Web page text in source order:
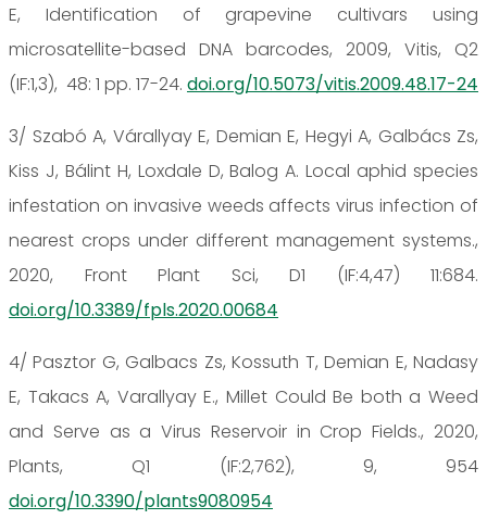
E, Identification of grapevine cultivars using
microsatellite-based DNA barcodes, 2009, Vitis, Q2
(IF:1,3), 48: 1 pp. 17-24. doi.org/10.5073/vitis.2009.48.17-24
3/ Szabó A, Várallyay E, Demian E, Hegyi A, Galbács Zs,
Kiss J, Bálint H, Loxdale D, Balog A. Local aphid species
infestation on invasive weeds affects virus infection of
nearest crops under different management systems.,
2020, Front Plant Sci, D1 (IF:4,47) 11:684.
doi.org/10.3389/fpls.2020.00684
4/ Pasztor G, Galbacs Zs, Kossuth T, Demian E, Nadasy
E, Takacs A, Varallyay E., Millet Could Be both a Weed
and Serve as a Virus Reservoir in Crop Fields., 2020,
Plants, Q1 (IF:2,762), 9, 954
doi.org/10.3390/plants9080954